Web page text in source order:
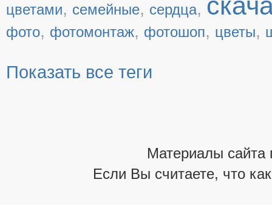
цветами, семейные, сердца,
фото, фотомонтаж, фотошоп, цветы,
Показать все теги
Материалы сайта
Если Вы считаете, что